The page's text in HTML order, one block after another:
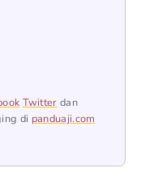
Twitter dan
di panduaji.com